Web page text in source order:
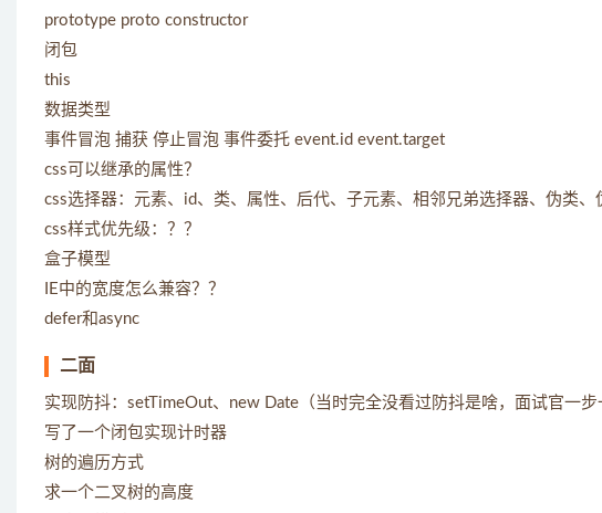
prototype proto constructor
闭包
this
数据类型
事件冒泡 捕获 停止冒泡 事件委托 event.id event.target
css可以继承的属性？
css选择器：元素、id、类、属性、后代、子元素、相邻兄弟选择器、伪类、
css样式优先级：？？
盒子模型
IE中的宽度怎么兼容？？
defer和async
二面
实现防抖：setTimeOut、new Date（当时完全没看过防抖是啥，面试官一步
写了一个闭包实现计时器
树的遍历方式
求一个二叉树的高度